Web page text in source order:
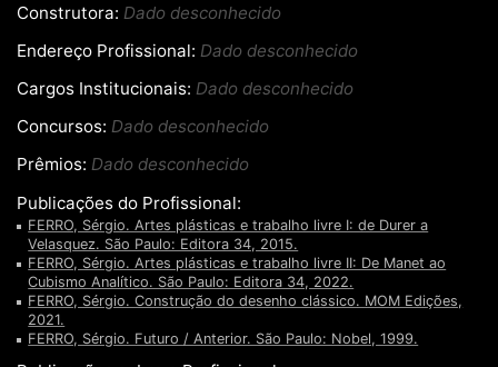
Construtora: Dado desconhecido
Endereço Profissional: Dado desconhecido
Cargos Institucionais: Dado desconhecido
Concursos: Dado desconhecido
Prêmios: Dado desconhecido
Publicações do Profissional:
FERRO, Sérgio. Artes plásticas e trabalho livre I: de Durer a
Velasquez. São Paulo: Editora 34, 2015.
FERRO, Sérgio. Artes plásticas e trabalho livre II: De Manet ao
Cubismo Analítico. São Paulo: Editora 34, 2022.
FERRO, Sérgio. Construção do desenho clássico. MOM Edições,
2021.
FERRO, Sérgio. Futuro / Anterior. São Paulo: Nobel, 1999.